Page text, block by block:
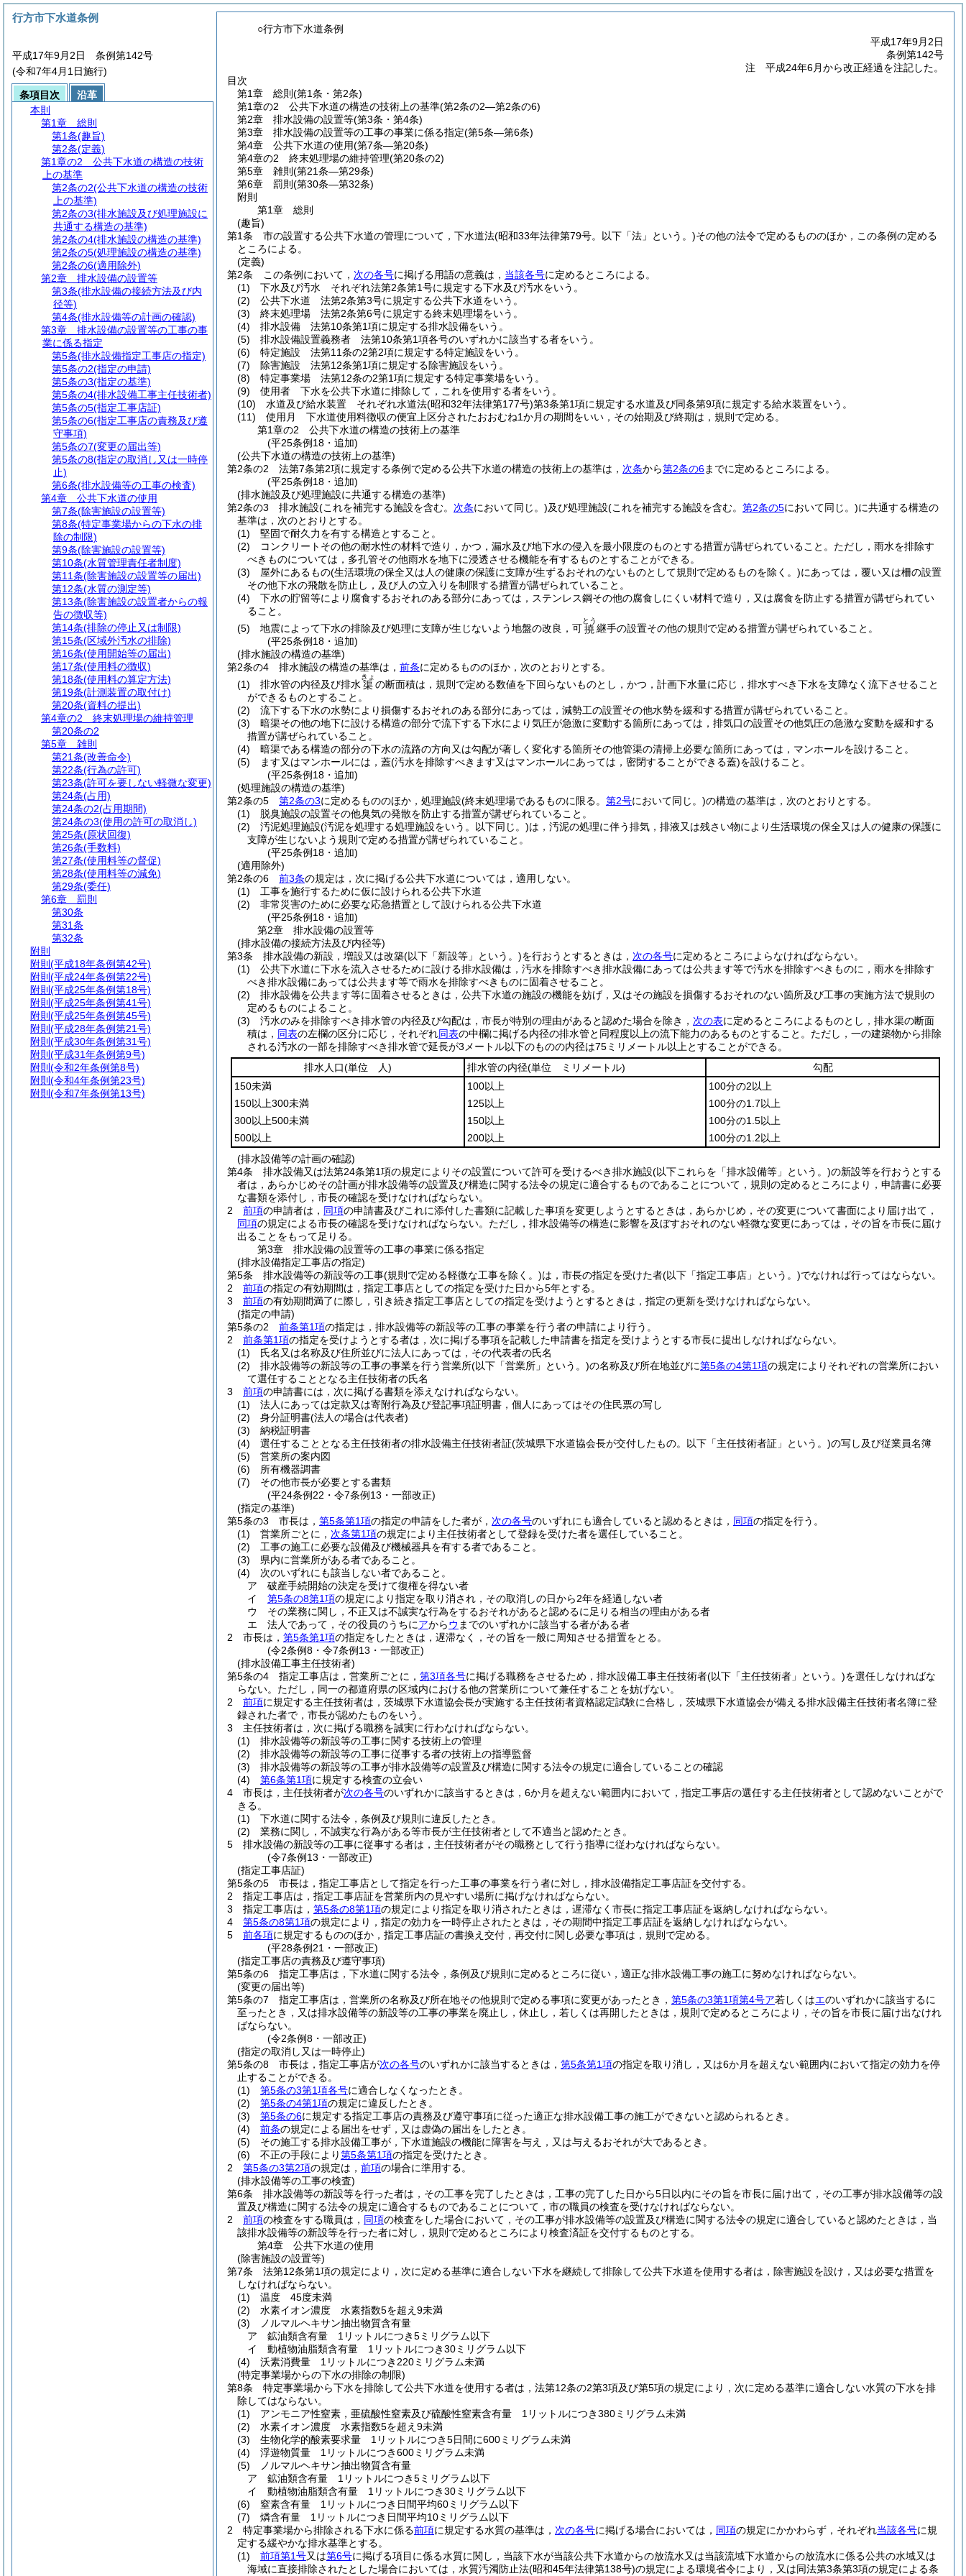
○行方市下水道条例
平成17年9月2日
条例第142号
注 平成24年6月から改正経過を注記した。
目次
第1章
総則 (第1条・第2条)
第1章の2
公共下水道の構造の技術上の基準(第2条の2―第2条の6)
第2章
排水設備の設置等(第3条・第4条)
第3章
排水設備の設置等の工事の事業に係る指定(第5条―第6条)
第4章
公共下水道の使用(第7条―第20条)
第4章の2
終末処理場の維持管理(第20条の2)
第5章
雑則 (第21条―第29条)
第6章
罰則 (第30条―第32条)
附則
第1章
総則
(趣旨)
第1条
市の設置する公共下水道の管理について，下水道法(昭和33年法律第79号。以下「法」という。)その他の法令で定めるもののほか，この条例の定める
ところによる。
(定義)
第2条
この条例において， 次の各号に掲げる用語の意義は， 当該各号に定めるところによる。
(1)
下水及び汚水 それぞれ法第2条第1号に規定する下水及び汚水をいう。
(2)
公共下水道 法第2条第3号に規定する公共下水道をいう。
(3)
終末処理場 法第2条第6号に規定する終末処理場をいう。
(4)
排水設備 法第10条第1項に規定する排水設備をいう。
(5)
排水設備設置義務者 法第10条第1項各号のいずれかに該当する者をいう。
(6)
特定施設 法第11条の2第2項に規定する特定施設をいう。
(7)
除害施設 法第12条第1項に規定する除害施設をいう。
(8)
特定事業場 法第12条の2第1項に規定する特定事業場をいう。
(9)
使用者 下水を公共下水道に排除して，これを使用する者をいう。
(10)
水道及び給水装置 それぞれ水道法(昭和32年法律第177号)第3条第1項に規定する水道及び同条第9項に規定する給水装置をいう。
(11)
使用月 下水道使用料徴収の便宜上区分されたおおむね1か月の期間をいい，その始期及び終期は，規則で定める。
第1章の2
公共下水道の構造の技術上の基準
(平25条例18・追加)
(公共下水道の構造の技術上の基準)
第2条の2
法第7条第2項に規定する条例で定める公共下水道の構造の技術上の基準は， 次条から第2条の6までに定めるところによる。
(平25条例18・追加)
(排水施設及び処理施設に共通する構造の基準)
第2条の3
排水施設(これを補完する施設を含む。 次条において同じ。)及び処理施設(これを補完する施設を含む。 第2条の5において同じ。)に共通する構造の
基準は，次のとおりとする。
(1)
堅固で耐久力を有する構造とすること。
(2)
コンクリートその他の耐水性の材料で造り，かつ，漏水及び地下水の侵入を最小限度のものとする措置が講ぜられていること。 ただし，雨水を排除す
べきものについては，多孔管その他雨水を地下に浸透させる機能を有するものとすることができる。
(3)
屋外にあるもの(生活環境の保全又は人の健康の保護に支障が生ずるおそれのないものとして規則で定めるものを除く。)にあっては，覆い又は柵の設置
その他下水の飛散を防止し，及び人の立入りを制限する措置が講ぜられていること。
(4)
下水の貯留等により腐食するおそれのある部分にあっては，ステンレス鋼その他の腐食しにくい材料で造り，又は腐食を防止する措置が講ぜられてい
ること。
(5)
地震によって下水の排除及び処理に支障が生じないよう地盤の改良，可撓
とう
継手の設置その他の規則で定める措置が講ぜられていること。
(平25条例18・追加)
(排水施設の構造の基準)
第2条の4
排水施設の構造の基準は， 前条に定めるもののほか，次のとおりとする。
(1)
排水管の内径及び排水 渠
きょ
の断面積は，規則で定める数値を下回らないものとし，かつ，計画下水量に応じ，排水すべき下水を支障なく流下させること
ができるものとすること。
(2)
流下する下水の水勢により損傷するおそれのある部分にあっては，減勢工の設置その他水勢を緩和する措置が講ぜられていること。
(3)
暗渠その他の地下に設ける構造の部分で流下する下水により気圧が急激に変動する箇所にあっては，排気口の設置その他気圧の急激な変動を緩和する
措置が講ぜられていること。
(4)
暗渠である構造の部分の下水の流路の方向又は勾配が著しく変化する箇所その他管渠の清掃上必要な箇所にあっては，マンホールを設けること。
(5)
ます又はマンホールには，蓋(汚水を排除すべきます又はマンホールにあっては，密閉することができる蓋)を設けること。
(平25条例18・追加)
(処理施設の構造の基準)
第2条の5
第2条の3に定めるもののほか，処理施設(終末処理場であるものに限る。 第2号において同じ。)の構造の基準は，次のとおりとする。
(1)
脱臭施設の設置その他臭気の発散を防止する措置が講ぜられていること。
(2)
汚泥処理施設(汚泥を処理する処理施設をいう。以下同じ。)は，汚泥の処理に伴う排気，排液又は残さい物により生活環境の保全又は人の健康の保護に
支障が生じないよう規則で定める措置が講ぜられていること。
(平25条例18・追加)
(適用除外)
第2条の6
前3条の規定は，次に掲げる公共下水道については，適用しない。
(1)
工事を施行するために仮に設けられる公共下水道
(2)
非常災害のために必要な応急措置として設けられる公共下水道
(平25条例18・追加)
第2章
排水設備の設置等
(排水設備の接続方法及び内径等)
第3条
排水設備の新設，増設又は改築(以下「新設等」という。)を行おうとするときは， 次の各号に定めるところによらなければならない。
(1)
公共下水道に下水を流入させるために設ける排水設備は，汚水を排除すべき排水設備にあっては公共ます等で汚水を排除すべきものに，雨水を排除す
べき排水設備にあっては公共ます等で雨水を排除すべきものに固着させること。
(2)
排水設備を公共ます等に固着させるときは，公共下水道の施設の機能を妨げ，又はその施設を損傷するおそれのない箇所及び工事の実施方法で規則の
定めるものによること。
(3)
汚水のみを排除すべき排水管の内径及び勾配は，市長が特別の理由があると認めた場合を除き， 次の表に定めるところによるものとし，排水渠の断面
積は， 同表の左欄の区分に応じ，それぞれ同表の中欄に掲げる内径の排水管と同程度以上の流下能力のあるものとすること。 ただし，一の建築物から排除
される汚水の一部を排除すべき排水管で延長が3メートル以下のものの内径は75ミリメートル以上とすることができる。
排水人口(単位 人) 排水管の内径(単位 ミリメートル)
勾配
150未満
100以上
100分の2以上
150以上300未満
125以上
100分の1.7以上
300以上500未満
150以上
100分の1.5以上
500以上
200以上
100分の1.2以上
(排水設備等の計画の確認)
第4条
排水設備又は法第24条第1項の規定によりその設置について許可を受けるべき排水施設(以下これらを「排水設備等」という。)の新設等を行おうとする
者は，あらかじめその計画が排水設備等の設置及び構造に関する法令の規定に適合するものであることについて，規則の定めるところにより，申請書に必要
な書類を添付し，市長の確認を受けなければならない。
2
前項の申請者は， 同項の申請書及びこれに添付した書類に記載した事項を変更しようとするときは，あらかじめ，その変更について書面により届け出て，
同項の規定による市長の確認を受けなければならない。 ただし，排水設備等の構造に影響を及ぼすおそれのない軽微な変更にあっては，その旨を市長に届け
出ることをもって足りる。
第3章
排水設備の設置等の工事の事業に係る指定
(排水設備指定工事店の指定)
第5条
排水設備等の新設等の工事(規則で定める軽微な工事を除く。)は，市長の指定を受けた者(以下「指定工事店」という。)でなければ行ってはならない。
2
前項の指定の有効期間は，指定工事店としての指定を受けた日から5年とする。
3
前項の有効期間満了に際し，引き続き指定工事店としての指定を受けようとするときは，指定の更新を受けなければならない。
(指定の申請)
第5条の2
前条第1項の指定は，排水設備等の新設等の工事の事業を行う者の申請により行う。
2
前条第1項の指定を受けようとする者は，次に掲げる事項を記載した申請書を指定を受けようとする市長に提出しなければならない。
(1)
氏名又は名称及び住所並びに法人にあっては，その代表者の氏名
(2)
排水設備等の新設等の工事の事業を行う営業所(以下「営業所」という。)の名称及び所在地並びに第5条の4第1項の規定によりそれぞれの営業所におい
て選任することとなる主任技術者の氏名
3
前項の申請書には，次に掲げる書類を添えなければならない。
(1)
法人にあっては定款又は寄附行為及び登記事項証明書，個人にあってはその住民票の写し
(2)
身分証明書(法人の場合は代表者)
(3)
納税証明書
(4)
選任することとなる主任技術者の排水設備主任技術者証(茨城県下水道協会長が交付したもの。以下「主任技術者証」という。)の写し及び従業員名簿
(5)
営業所の案内図
(6)
所有機器調書
(7)
その他市長が必要とする書類
(平24条例22・令7条例13・一部改正)
(指定の基準)
第5条の3
市長は， 第5条第1項の指定の申請をした者が， 次の各号のいずれにも適合していると認めるときは， 同項の指定を行う。
(1)
営業所ごとに， 次条第1項の規定により主任技術者として登録を受けた者を選任していること。
(2)
工事の施工に必要な設備及び機械器具を有する者であること。
(3)
県内に営業所がある者であること。
(4)
次のいずれにも該当しない者であること。
ア
破産手続開始の決定を受けて復権を得ない者
イ
第5条の8第1項の規定により指定を取り消され，その取消しの日から2年を経過しない者
ウ
その業務に関し，不正又は不誠実な行為をするおそれがあると認めるに足りる相当の理由がある者
エ
法人であって，その役員のうちにアからウ までのいずれかに該当する者がある者
2
市長は， 第5条第1項の指定をしたときは，遅滞なく，その旨を一般に周知させる措置をとる。
(令2条例8・令7条例13・一部改正)
(排水設備工事主任技術者)
第5条の4
指定工事店は，営業所ごとに， 第3項各号に掲げる職務をさせるため，排水設備工事主任技術者(以下「主任技術者」という。)を選任しなければな
らない。 ただし，同一の都道府県の区域内における他の営業所について兼任することを妨げない。
2
前項に規定する主任技術者は，茨城県下水道協会長が実施する主任技術者資格認定試験に合格し，茨城県下水道協会が備える排水設備主任技術者名簿に登
録された者で，市長が認めたものをいう。
3
主任技術者は，次に掲げる職務を誠実に行わなければならない。
(1)
排水設備等の新設等の工事に関する技術上の管理
(2)
排水設備等の新設等の工事に従事する者の技術上の指導監督
(3)
排水設備等の新設等の工事が排水設備等の設置及び構造に関する法令の規定に適合していることの確認
(4)
第6条第1項に規定する検査の立会い
4
市長は，主任技術者が次の各号のいずれかに該当するときは，6か月を超えない範囲内において，指定工事店の選任する主任技術者として認めないことがで
きる。
(1)
下水道に関する法令，条例及び規則に違反したとき。
(2)
業務に関し，不誠実な行為がある等市長が主任技術者として不適当と認めたとき。
5
排水設備の新設等の工事に従事する者は，主任技術者がその職務として行う指導に従わなければならない。
(令7条例13・一部改正)
(指定工事店証)
第5条の5
市長は，指定工事店として指定を行った工事の事業を行う者に対し，排水設備指定工事店証を交付する。
2
指定工事店は，指定工事店証を営業所内の見やすい場所に掲げなければならない。
3
指定工事店は， 第5条の8第1項の規定により指定を取り消されたときは，遅滞なく市長に指定工事店証を返納しなければならない。
4
第5条の8第1項の規定により，指定の効力を一時停止されたときは，その期間中指定工事店証を返納しなければならない。
5
前各項に規定するもののほか，指定工事店証の書換え交付，再交付に関し必要な事項は，規則で定める。
(平28条例21・一部改正)
(指定工事店の責務及び遵守事項)
第5条の6
指定工事店は，下水道に関する法令，条例及び規則に定めるところに従い，適正な排水設備工事の施工に努めなければならない。
(変更の届出等)
第5条の7
指定工事店は，営業所の名称及び所在地その他規則で定める事項に変更があったとき， 第5条の3第1項第4号ア若しくはエのいずれかに該当するに
至ったとき，又は排水設備等の新設等の工事の事業を廃止し，休止し，若しくは再開したときは，規則で定めるところにより，その旨を市長に届け出なけれ
ばならない。
(令2条例8・一部改正)
(指定の取消し又は一時停止)
第5条の8
市長は，指定工事店が次の各号のいずれかに該当するときは， 第5条第1項の指定を取り消し，又は6か月を超えない範囲内において指定の効力を停
止することができる。
(1)
第5条の3第1項各号に適合しなくなったとき。
(2)
第5条の4第1項の規定に違反したとき。
(3)
第5条の6に規定する指定工事店の責務及び遵守事項に従った適正な排水設備工事の施工ができないと認められるとき。
(4)
前条の規定による届出をせず，又は虚偽の届出をしたとき。
(5)
その施工する排水設備工事が，下水道施設の機能に障害を与え，又は与えるおそれが大であるとき。
(6)
不正の手段により第5条第1項の指定を受けたとき。
2
第5条の3第2項の規定は， 前項の場合に準用する。
(排水設備等の工事の検査)
第6条
排水設備等の新設等を行った者は，その工事を完了したときは，工事の完了した日から5日以内にその旨を市長に届け出て，その工事が排水設備等の設
置及び構造に関する法令の規定に適合するものであることについて，市の職員の検査を受けなければならない。
2
前項の検査をする職員は， 同項の検査をした場合において，その工事が排水設備等の設置及び構造に関する法令の規定に適合していると認めたときは，当
該排水設備等の新設等を行った者に対し，規則で定めるところにより検査済証を交付するものとする。
第4章
公共下水道の使用
(除害施設の設置等)
第7条
法第12条第1項の規定により，次に定める基準に適合しない下水を継続して排除して公共下水道を使用する者は，除害施設を設け，又は必要な措置を
しなければならない。
(1)
温度 45度未満
(2)
水素イオン濃度 水素指数5を超え9未満
(3)
ノルマルヘキサン抽出物質含有量
ア
鉱油類含有量 1リットルにつき5ミリグラム以下
イ
動植物油脂類含有量 1リットルにつき30ミリグラム以下
(4)
沃素消費量 1リットルにつき220ミリグラム未満
(特定事業場からの下水の排除の制限)
第8条
特定事業場から下水を排除して公共下水道を使用する者は，法第12条の2第3項及び第5項の規定により，次に定める基準に適合しない水質の下水を排
除してはならない。
(1)
アンモニア性窒素，亜硫酸性窒素及び硫酸性窒素含有量 1リットルにつき380ミリグラム未満
(2)
水素イオン濃度 水素指数5を超え9未満
(3)
生物化学的酸素要求量 1リットルにつき5日間に600ミリグラム未満
(4)
浮遊物質量 1リットルにつき600ミリグラム未満
(5)
ノルマルヘキサン抽出物質含有量
ア
鉱油類含有量 1リットルにつき5ミリグラム以下
イ
動植物油脂類含有量 1リットルにつき30ミリグラム以下
(6)
窒素含有量 1リットルにつき日間平均60ミリグラム以下
(7)
燐含有量 1リットルにつき日間平均10ミリグラム以下
2
特定事業場から排除される下水に係る前項に規定する水質の基準は， 次の各号に掲げる場合においては， 同項の規定にかかわらず，それぞれ当該各号に規
定する緩やかな排水基準とする。
(1)
前項第1号又は第6号に掲げる項目に係る水質に関し，当該下水が当該公共下水道からの放流水又は当該流域下水道からの放流水に係る公共の水域又は
海域に直接排除されたとした場合においては，水質汚濁防止法(昭和45年法律第138号)の規定による環境省令により，又は同法第3条第3項の規定による条
行方市下水道条例
平成17年9月2日 条例第142号
(令和7年4月1日施行)
条項目次
沿革
本則
第1章
総則
第1条(趣旨)
第2条(定義)
第1章の2
公共下水道の構造の技術
上の基準
第2条の2(公共下水道の構造の技術
上の基準)
第2条の3(排水施設及び処理施設に
共通する構造の基準)
第2条の4(排水施設の構造の基準)
第2条の5(処理施設の構造の基準)
第2条の6(適用除外)
第2章
排水設備の設置等
第3条(排水設備の接続方法及び内
径等)
第4条(排水設備等の計画の確認)
第3章
排水設備の設置等の工事の事
業に係る指定
第5条(排水設備指定工事店の指定)
第5条の2(指定の申請)
第5条の3(指定の基準)
第5条の4(排水設備工事主任技術者)
第5条の5(指定工事店証)
第5条の6(指定工事店の責務及び遵
守事項)
第5条の7(変更の届出等)
第5条の8(指定の取消し又は一時停
止)
第6条(排水設備等の工事の検査)
第4章
公共下水道の使用
第7条(除害施設の設置等)
第8条(特定事業場からの下水の排
除の制限)
第9条(除害施設の設置等)
第10条(水質管理責任者制度)
第11条(除害施設の設置等の届出)
第12条(水質の測定等)
第13条(除害施設の設置者からの報
告の徴収等)
第14条(排除の停止又は制限)
第15条(区域外汚水の排除)
第16条(使用開始等の届出)
第17条(使用料の徴収)
第18条(使用料の算定方法)
第19条(計測装置の取付け)
第20条(資料の提出)
第4章の2
終末処理場の維持管理
第20条の2
第5章
雑則
第21条(改善命令)
第22条(行為の許可)
第23条(許可を要しない軽微な変更)
第24条(占用)
第24条の2(占用期間)
第24条の3(使用の許可の取消し)
第25条(原状回復)
第26条(手数料)
第27条(使用料等の督促)
第28条(使用料等の減免)
第29条(委任)
第6章
罰則
第30条
第31条
第32条
附則
附則 (平成18年条例第42号)
附則 (平成24年条例第22号)
附則 (平成25年条例第18号)
附則 (平成25年条例第41号)
附則 (平成25年条例第45号)
附則 (平成28年条例第21号)
附則 (平成30年条例第31号)
附則 (平成31年条例第9号)
附則 (令和2年条例第8号)
附則 (令和4年条例第23号)
附則 (令和7年条例第13号)